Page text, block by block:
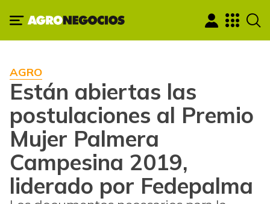
AGRO
Están abiertas las
postulaciones al Premio
Mujer Palmera
Campesina 2019,
liderado por Fedepalma